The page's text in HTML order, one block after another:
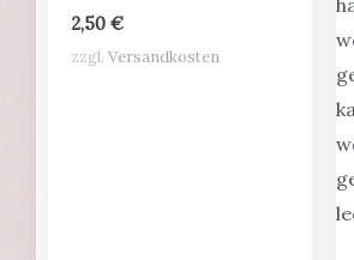
2,50€
zzgl.Versandkosten